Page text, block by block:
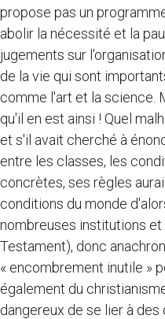
propose pas un
abolir la nécessité et la
jugements sur
de la vie qui sont
comme l'art et la science.
qu'il en est ainsi ! Quel
et s'il avait cherché à
entre les classes, les
concrètes, ses règles
conditions du monde
nombreuses institutions
Testament), donc
« encombrement inutile »
également du
dangereux de se lier à